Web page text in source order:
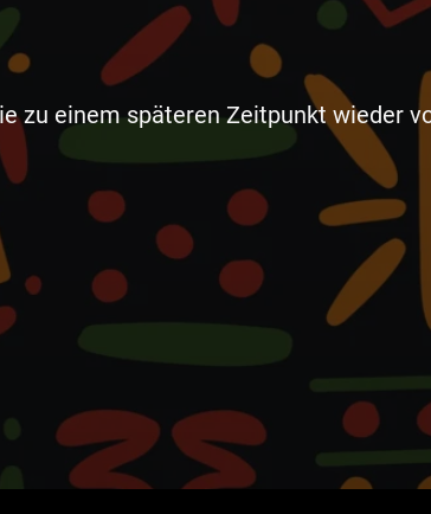
zu einem späteren Zeitpunkt wieder